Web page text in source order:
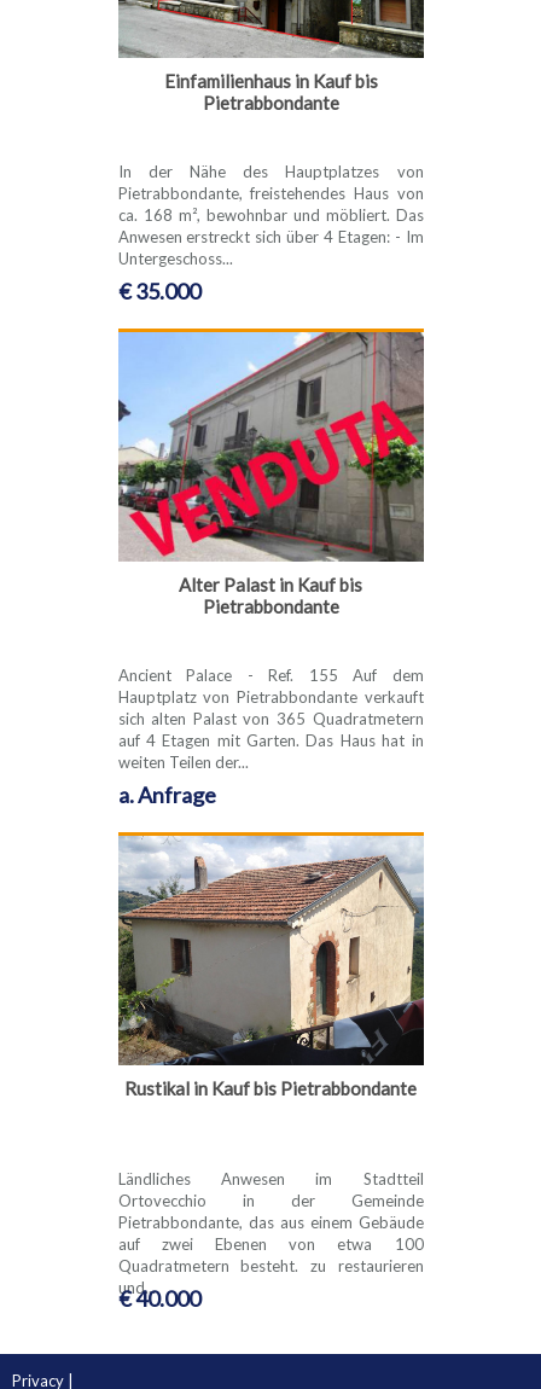
Einfamilienhaus in Kauf bis
Pietrabbondante
In der Nähe des Hauptplatzes von
Pietrabbondante, freistehendes Haus von
ca. 168 m², bewohnbar und möbliert. Das
Anwesen erstreckt sich über 4 Etagen: - Im
Untergeschoss...
€ 35.000
Alter Palast in Kauf bis
Pietrabbondante
Ancient Palace - Ref. 155 Auf dem
Hauptplatz von Pietrabbondante verkauft
sich alten Palast von 365 Quadratmetern
auf 4 Etagen mit Garten. Das Haus hat in
weiten Teilen der...
a. Anfrage
Rustikal in Kauf bis Pietrabbondante
Ländliches Anwesen im Stadtteil
Ortovecchio in der Gemeinde
Pietrabbondante, das aus einem Gebäude
auf zwei Ebenen von etwa 100
Quadratmetern besteht. zu restaurieren
und...
€ 40.000
Privacy